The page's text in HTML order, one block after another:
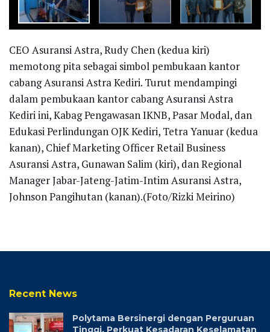
CEO Asuransi Astra, Rudy Chen (kedua kiri)
memotong pita sebagai simbol pembukaan kantor
cabang Asuransi Astra Kediri. Turut mendampingi
dalam pembukaan kantor cabang Asuransi Astra
Kediri ini, Kabag Pengawasan IKNB, Pasar Modal, dan
Edukasi Perlindungan OJK Kediri, Tetra Yanuar (kedua
kanan), Chief Marketing Officer Retail Business
Asuransi Astra, Gunawan Salim (kiri), dan Regional
Manager Jabar-Jateng-Jatim-Intim Asuransi Astra,
Johnson Pangihutan (kanan).(Foto/Rizki Meirino)
Recent News
Polytama Bersinergi dengan Perguruan
Tinggi, Perkuat Kesadaran Keselamatan